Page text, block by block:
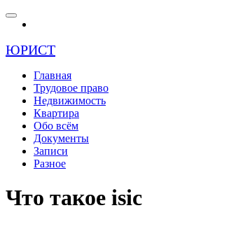
ЮРИСТ
Главная
Трудовое право
Недвижимость
Квартира
Обо всём
Документы
Записи
Разное
Что такое isic